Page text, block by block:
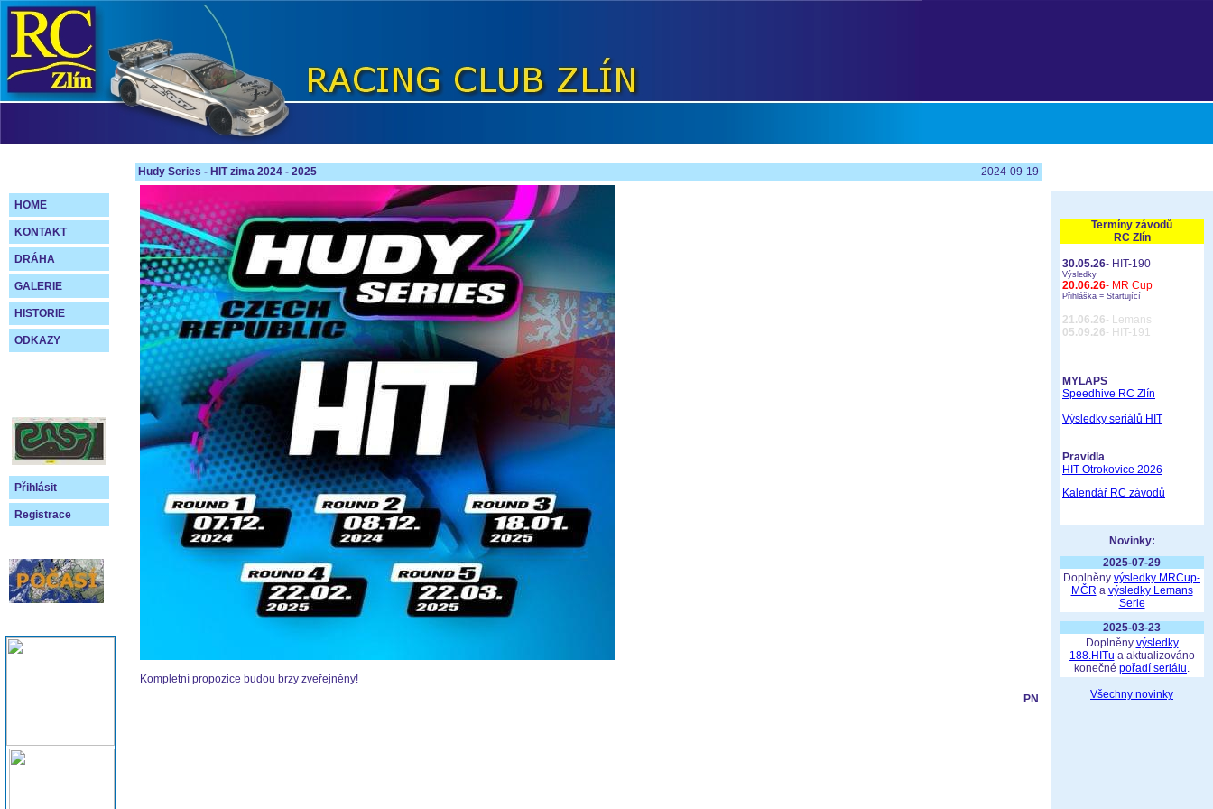
HOME
KONTAKT
DRÁHA
GALERIE
HISTORIE
ODKAZY
Přihlásit
Registrace
Hudy Series - HIT zima 2024 - 2025 2024-09-19
Kompletní propozice budou brzy zveřejněny!
PN
Termíny závodů
RC Zlín
30.05.26- HIT-190
Výsledky
20.06.26- MR Cup
Přihláška = Startující
21.06.26- Lemans
05.09.26- HIT-191
MYLAPS
Speedhive RC Zlín
Výsledky seriálů HIT
Pravidla
HIT Otrokovice 2026
Kalendář RC závodů
Novinky:
2025-07-29
Doplněny výsledky MRCup-
MČR a výsledky Lemans
Serie
2025-03-23
Doplněny výsledky
188.HITu a aktualizováno
konečné pořadí seriálu.
Všechny novinky